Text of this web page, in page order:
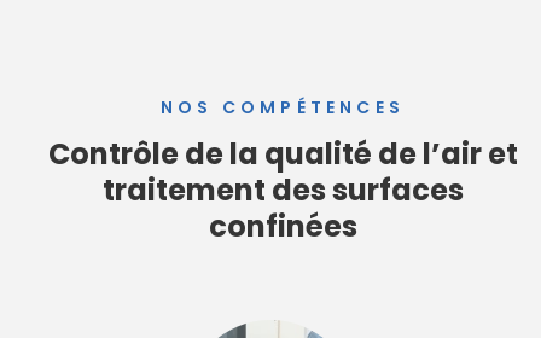
NOS COMPÉTENCES
Contrôle de la qualité de l’airet
traitement des surfaces
confinées